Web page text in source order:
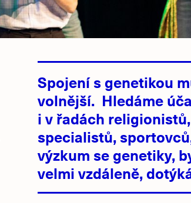
Spojení s genetikou
volnější. Hledáme
i v řadách
specialistů,
výzkum se genetiky,
velmi vzdáleně,